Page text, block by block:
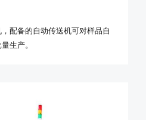
配备的自动传送机可对样品自
生产。